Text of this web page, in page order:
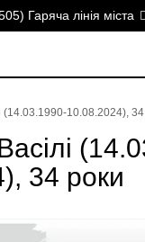
Гаряча лінія міста
(14.03.1990-10.08.2024), 34
34 роки